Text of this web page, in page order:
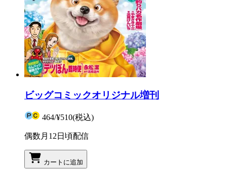
ビッグコミックオリジナル増刊
464/¥510(税込)
偶数月12日頃配信
カートに追加